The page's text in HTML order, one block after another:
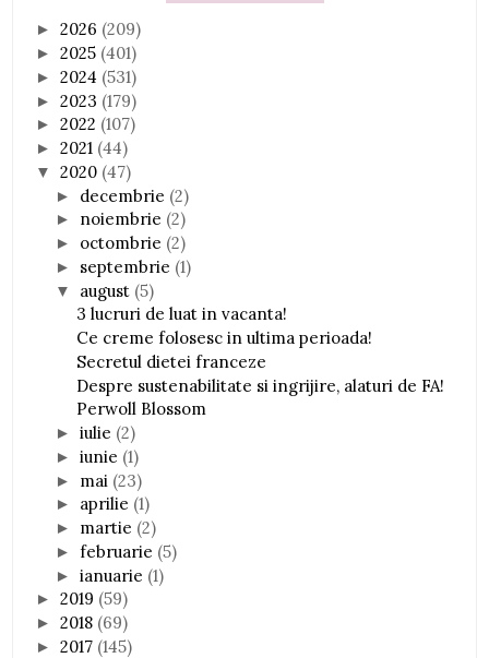
►2026 (209)
►2025 (401)
►2024 (531)
►2023 (179)
►2022 (107)
►2021 (44)
▼2020 (47)
► decembrie (2)
► noiembrie (2)
► octombrie (2)
► septembrie (1)
▼ august (5)
3 lucruri de luat in vacanta!
Ce creme folosesc in ultima perioada!
Secretul dietei franceze
Despre sustenabilitate si ingrijire, alaturi de FA!
Perwoll Blossom
►iulie (2)
►iunie (1)
► mai (23)
► aprilie (1)
► martie (2)
►februarie (5)
►ianuarie (1)
►2019 (59)
►2018 (69)
►2017 (145)